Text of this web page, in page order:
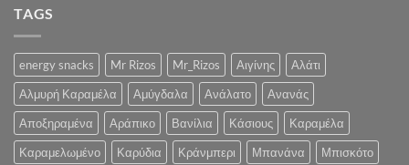
και
την
Ψυχολογία
σας»
:.
TAGS
energy snacks Mr Rizos Mr_Rizos Αιγίνης
Αλάτι
Αλμυρή Καραμέλα
Αμύγδαλα Ανάλατο
Ανανάς
Αποξηραμένα
Αράπικο Βανίλια Κάσιους
Καραμέλα
Καραμελωμένο
Καρύδια Κράνμπερι Μπανάνα
Μπισκότο